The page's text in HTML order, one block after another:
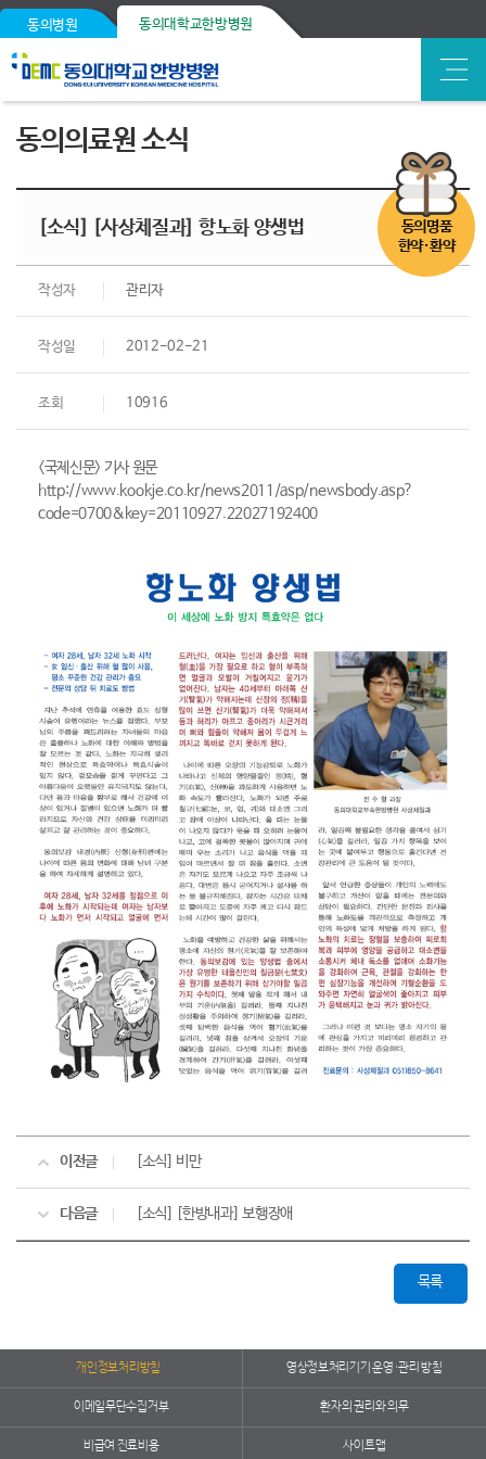
동의병원 동의대학교한방병원
동의명품
한약·환약
동의의료원 소식
[소식] [사상체질과] 항노화 양생법
작성자 관리자
작성일 2012-02-21
조회 10916
<국제신문> 기사 원문
http://www.kookje.co.kr/news2011/asp/newsbody.asp?
code=0700&key=20110927.22027192400
이전글 [소식] 비만
다음글 [소식] [한방내과] 보행장애
목록
개인정보처리방침 영상정보처리기기 운영·관리 방침
이메일무단수집거부 환자의 권리와 의무
비급여 진료비용 사이트맵